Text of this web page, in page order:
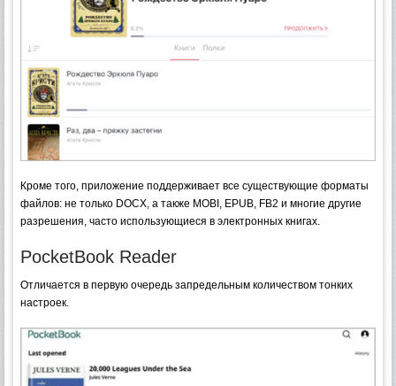
Кроме того, приложение поддерживает все существующие форматы
файлов: не только DOCX, а также MOBI, EPUB, FB2 и многие другие
разрешения, часто использующиеся в электронных книгах.
PocketBook Reader
Отличается в первую очередь запредельным количеством тонких
настроек.